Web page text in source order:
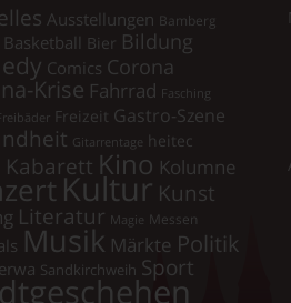
Ausstellungen Bamberg
Basketball Bier Bildung
Comics Corona
Krise Fahrrad Fasching
Freizeit Gastro-Szene
Gitarrentage heitec
Kabarett Kino Kolumne
Kultur Kunst
Literatur Magie Messen
Musik Märkte Politik
Sandkirchweih Sport